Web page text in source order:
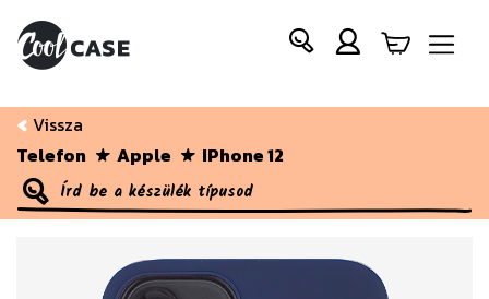
Vissza
Telefon
Apple IPhone 12